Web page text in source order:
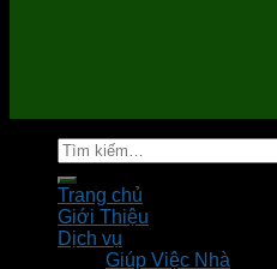
Tìm
kiếm:
Trang chủ
Giới Thiệu
Dịch vụ
Giúp Việc Nhà